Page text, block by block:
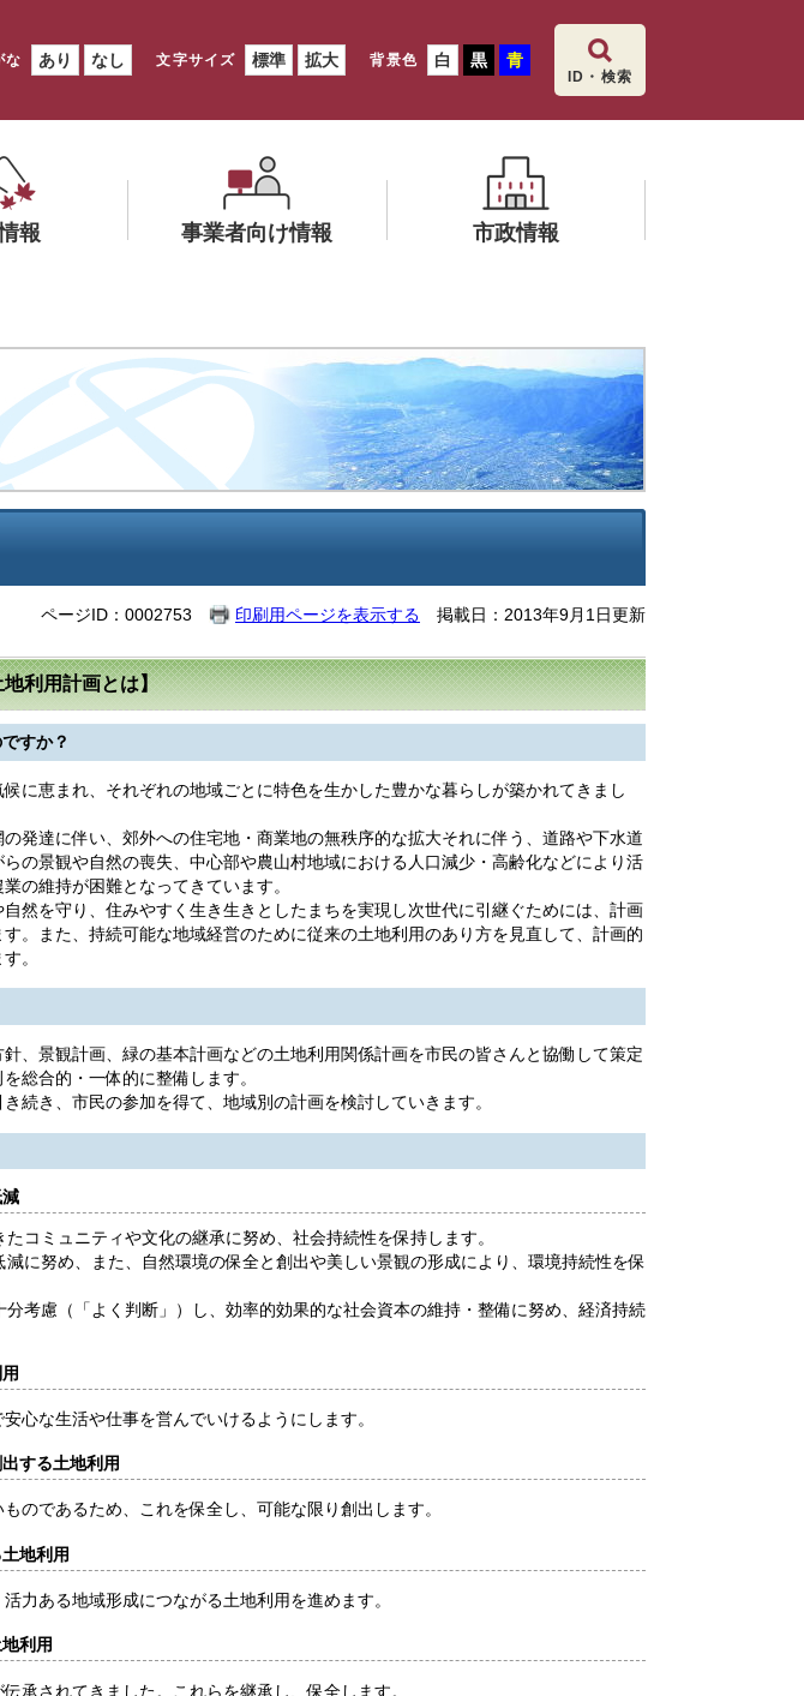
な あり なし 文字サイズ 標準 拡大 背景色 白 黒 青
ID・検索
報 事業者向け情報
ニ
ュ
ー
を
ひ
ら
く
市政情報
ニ
ュ
ー
を
ひ
ら
く
ページID：0002753 印刷用ページを表示する 掲載日：2013年9月1日更新
利用計画とは】
すか？
に恵まれ、それぞれの地域ごとに特色を生かした豊かな暮らしが築かれてきまし
発達に伴い、郊外への住宅地・商業地の無秩序的な拡大それに伴う、道路や下水道
の景観や自然の喪失、中心部や農山村地域における人口減少・高齢化などにより活
の維持が困難となってきています。
然を守り、住みやすく生き生きとしたまちを実現し次世代に引継ぐためには、計画
。また、持続可能な地域経営のために従来の土地利用のあり方を見直して、計画的
。
、景観計画、緑の基本計画などの土地利用関係計画を市民の皆さんと協働して策定
総合的・一体的に整備します。
続き、市民の参加を得て、地域別の計画を検討していきます。
コミュニティや文化の継承に努め、社会持続性を保持します。
に努め、また、自然環境の保全と創出や美しい景観の形成により、環境持続性を保
考慮（「よく判断」）し、効率的効果的な社会資本の維持・整備に努め、経済持続
心な生活や仕事を営んでいけるようにします。
する土地利用
のであるため、これを保全し、可能な限り創出します。
地利用
力ある地域形成につながる土地利用を進めます。
利用
承されてきました。これらを継承し、保全します。